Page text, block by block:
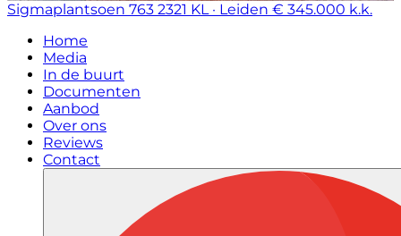
Sigmaplantsoen 763 2321 KL · Leiden € 345.000 k.k.
Home
Media
In de buurt
Documenten
Aanbod
Over ons
Reviews
Contact